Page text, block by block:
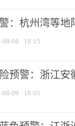
：杭州湾等地
08-09 18:15
预警：浙江安
08-09 18:05